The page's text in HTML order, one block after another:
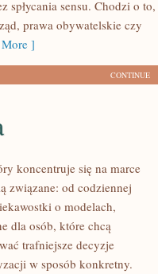
spłycania sensu. Chodzi o to,
prawa obywatelskie czy
]
CONTINUE
koncentruje się na marce
związane: od codziennej
o modelach,
dla osób, które chcą
trafniejsze decyzje
w sposób konkretny.